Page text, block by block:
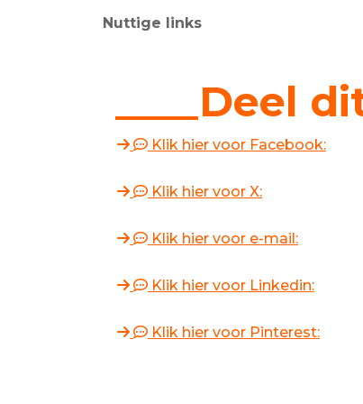
Nuttige links
____Deel
Klik hier voor Facebook:
Klik hier voor X:
Klik hier voor e-mail:
Klik hier voor Linkedin:
Klik hier voor Pinterest: